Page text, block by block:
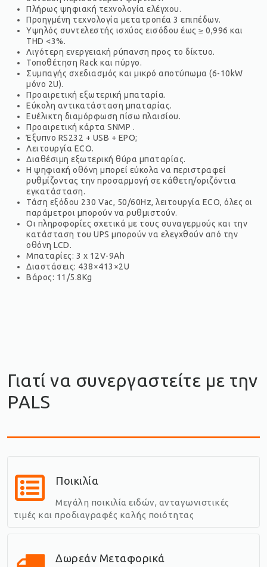
Πλήρως ψηφιακή τεχνολογία ελέγχου.
Προηγμένη τεχνολογία μετατροπέα 3 επιπέδων.
Υψηλός συντελεστής ισχύος εισόδου έως ≥ 0,996 και
THD <3%.
Λιγότερη ενεργειακή ρύπανση προς το δίκτυο.
Τοποθέτηση Rack και πύργο.
Συμπαγής σχεδιασμός και μικρό αποτύπωμα (6-10kW
μόνο 2U).
Προαιρετική εξωτερική μπαταρία.
Εύκολη αντικατάσταση μπαταρίας.
Ευέλικτη διαμόρφωση πίσω πλαισίου.
Προαιρετική κάρτα SNMP .
Έξυπνο RS232 + USB + EPO;
Λειτουργία ECO.
Διαθέσιμη εξωτερική θύρα μπαταρίας.
Η ψηφιακή οθόνη μπορεί εύκολα να περιστραφεί
ρυθμίζοντας την προσαρμογή σε κάθετη/οριζόντια
εγκατάσταση.
Τάση εξόδου 230 Vac, 50/60Hz, λειτουργία ECO, όλες οι
παράμετροι μπορούν να ρυθμιστούν.
Οι πληροφορίες σχετικά με τους συναγερμούς και την
κατάσταση του UPS μπορούν να ελεγχθούν από την
οθόνη LCD.
Μπαταρίες: 3 x 12V-9Ah
Διαστάσεις: 438×413×2U
Βάρος: 11/5.8Kg
Γιατί να συνεργαστείτε με την
PALS
Ποικιλία
Μεγάλη ποικιλία ειδών, ανταγωνιστικές
τιμές και προδιαγραφές καλής ποιότητας
Δωρεάν Μεταφορικά